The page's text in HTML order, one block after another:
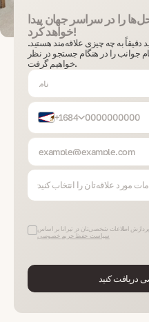
را در سراسر جهان پیدا
خواهد کرد!
دقیقاً به چه چیزی علاقه‌مند هستید.
جوانب را در هنگام جستجو در نظر
خواهیم گرفت.
+1684
مورد علاقه‌تان را انتخاب کنید
پردازش اطلاعات شخصی‌تان در تيرانا بر اساس
سیاست حفظ حریم خصوصی
دریافت کنید